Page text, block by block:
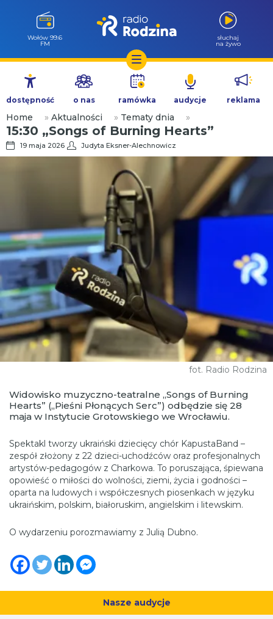
Przejdź
treści
Wołów 99.6
FM
słuchaj
na żywo
dostępność o nas ramówka audycje reklama
Home » Aktualności » Tematy dnia »
15:30 „Songs of Burning Hearts”
19 maja 2026 Judyta Eksner-Alechnowicz
fot. Radio Rodzina
Widowisko muzyczno-teatralne „Songs of Burning
Hearts” („Pieśni Płonących Serc”) odbędzie się 28
maja w Instytucie Grotowskiego we Wrocławiu.
Spektakl tworzy ukraiński dziecięcy chór KapustaBand –
zespół złożony z 22 dzieci-uchodźców oraz profesjonalnych
artystów-pedagogów z Charkowa. To poruszająca, śpiewana
opowieść o miłości do wolności, ziemi, życia i godności –
oparta na ludowych i współczesnych piosenkach w języku
ukraińskim, polskim, białoruskim, angielskim i litewskim.
O wydarzeniu porozmawiamy z Julią Dubno.
Nasze audycje